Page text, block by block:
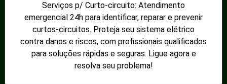
Serviços p/ Curto-circuito: Atendimento
emergencial 24h para identificar, reparar e prevenir
curtos-circuitos. Proteja seu sistema elétrico
contra danos e riscos, com profissionais qualificados
para soluções rápidas e seguras. Ligue agora e
resolva seu problema!